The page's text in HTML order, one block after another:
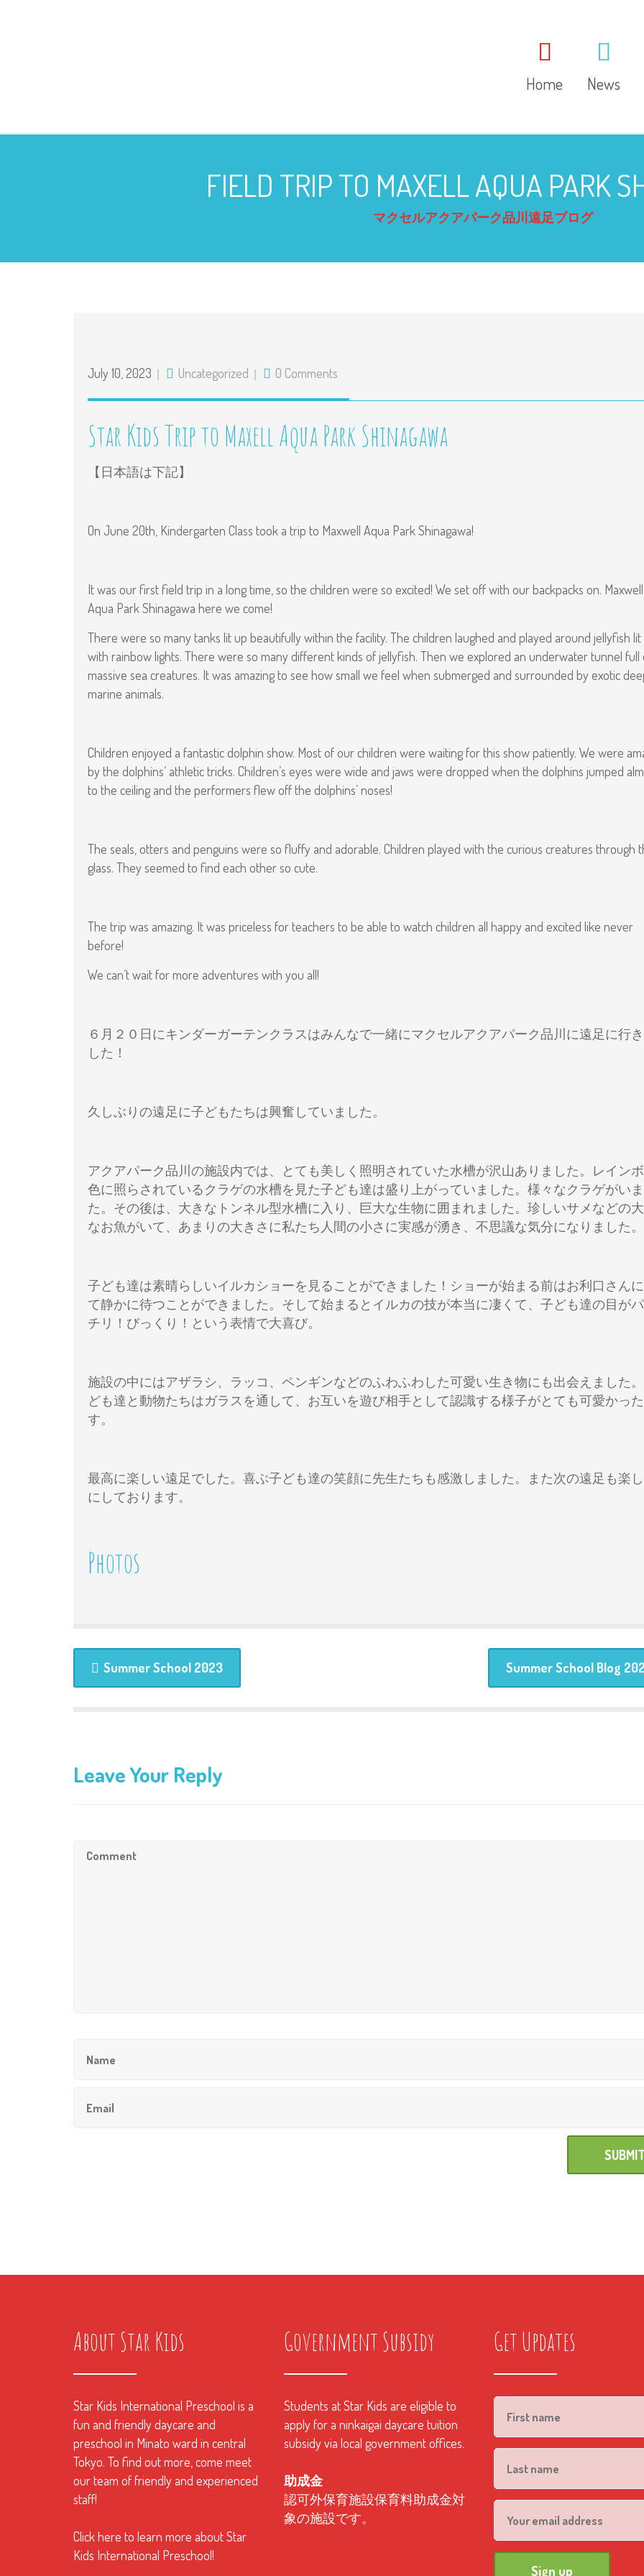
Home News
FIELD TRIP TO MAXELL AQUA PARK
マクセルアクアパーク品川遠足ブログ
July 10, 2023 Uncategorized 0 Comments
Star Kids Trip to Maxell Aqua Park Shinagawa
【日本語は下記】
On June 20th, Kindergarten Class took a trip to Maxwell Aqua Park Shinagawa!
It was our first field trip in a long time, so the children were so excited! We set off with our backpacks on. Maxwell
Aqua Park Shinagawa here we come!
There were so many tanks lit up beautifully within the facility. The children laughed and played around jellyfish
with rainbow lights. There were so many different kinds of jellyfish. Then we explored an underwater tunnel full
massive sea creatures. It was amazing to see how small we feel when submerged and surrounded by exotic
marine animals.
Children enjoyed a fantastic dolphin show. Most of our children were waiting for this show patiently. We were
by the dolphins’ athletic tricks. Children’s eyes were wide and jaws were dropped when the dolphins jumped
to the ceiling and the performers flew off the dolphins’ noses!
The seals, otters and penguins were so fluffy and adorable. Children played with the curious creatures through
glass. They seemed to find each other so cute.
The trip was amazing. It was priceless for teachers to be able to watch children all happy and excited like never
before!
We can’t wait for more adventures with you all!
６月２０日にキンダーガーテンクラスはみんなで一緒にマクセルアクアパーク品川に遠足に行
した！
久しぶりの遠足に子どもたちは興奮していました。
アクアパーク品川の施設内では、とても美しく照明されていた水槽が沢山ありました。レイン
色に照らされているクラゲの水槽を見た子ども達は盛り上がっていました。様々なクラゲがい
た。その後は、大きなトンネル型水槽に入り、巨大な生物に囲まれました。珍しいサメなどの
なお魚がいて、あまりの大きさに私たち人間の小さに実感が湧き、不思議な気分になりました。
子ども達は素晴らしいイルカショーを見ることができました！ショーが始まる前はお利口さん
て静かに待つことができました。そして始まるとイルカの技が本当に凄くて、子ども達の目が
チリ！びっくり！という表情で大喜び。
施設の中にはアザラシ、ラッコ、ペンギンなどのふわふわした可愛い生き物にも出会えました
ども達と動物たちはガラスを通して、お互いを遊び相手として認識する様子がとても可愛かっ
す。
最高に楽しい遠足でした。喜ぶ子ども達の笑顔に先生たちも感激しました。また次の遠足も楽
にしております。
Photos
Summer School 2023 Summer School Blog
Leave Your Reply
About Star Kids
Star Kids International Preschool is a
fun and friendly daycare and
preschool in Minato ward in central
Tokyo. To find out more, come meet
our team of friendly and experienced
staff!
Click here to learn more about Star
Kids International Preschool!
Government Subsidy
Students at Star Kids are eligible to
apply for a ninkaigai daycare tuition
subsidy via local government offices.
助成金
認可外保育施設保育料助成金対
象の施設です。
Get Updates